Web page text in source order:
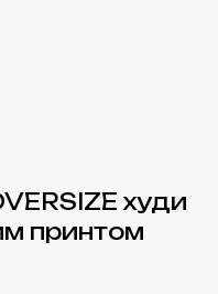
худи
принтом